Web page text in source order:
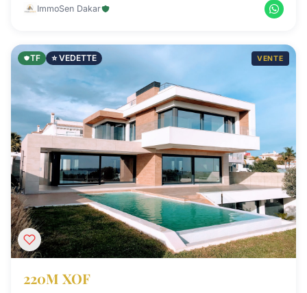
ImmoSen Dakar
TF ⭐ VEDETTE VENTE
220M XOF